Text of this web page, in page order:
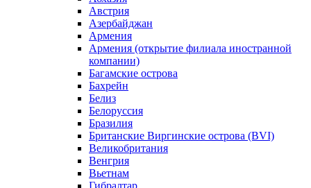
Австрия
Азербайджан
Армения
Армения (открытие филиала иностранной
компании)
Багамские острова
Бахрейн
Белиз
Белоруссия
Бразилия
Британские Виргинские острова (BVI)
Великобритания
Венгрия
Вьетнам
Гибралтар